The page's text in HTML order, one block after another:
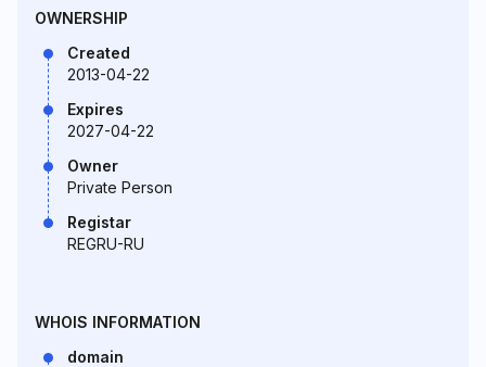
OWNERSHIP
Created
2013-04-22
Expires
2027-04-22
Owner
Private Person
Registar
REGRU-RU
WHOIS INFORMATION
domain